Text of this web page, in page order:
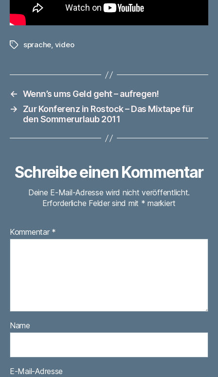
Schlagwörter
sprache, video
← Wenn’s ums Geld geht – aufregen!
→
Zur Konferenz in Rostock – Das Mixtape für
den Sommerurlaub 2011
Schreibe einen Kommentar
Deine E-Mail-Adresse wird nicht veröffentlicht.
Erforderliche Felder sind mit * markiert
Kommentar *
Name
E-Mail-Adresse